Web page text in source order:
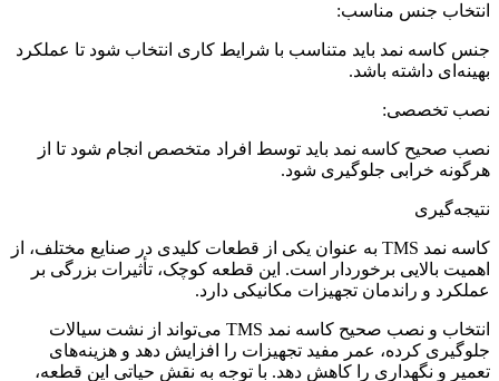
انتخاب جنس مناسب:
جنس کاسه نمد باید متناسب با شرایط کاری انتخاب شود تا عملکرد
بهینه‌ای داشته باشد.
نصب تخصصی:
نصب صحیح کاسه نمد باید توسط افراد متخصص انجام شود تا از
هرگونه خرابی جلوگیری شود.
نتیجه‌گیری
کاسه نمد TMS به عنوان یکی از قطعات کلیدی در صنایع مختلف، از
اهمیت بالایی برخوردار است. این قطعه کوچک، تأثیرات بزرگی بر
عملکرد و راندمان تجهیزات مکانیکی دارد.
انتخاب و نصب صحیح کاسه نمد TMS می‌تواند از نشت سیالات
جلوگیری کرده، عمر مفید تجهیزات را افزایش دهد و هزینه‌های
تعمیر و نگهداری را کاهش دهد. با توجه به نقش حیاتی این قطعه،